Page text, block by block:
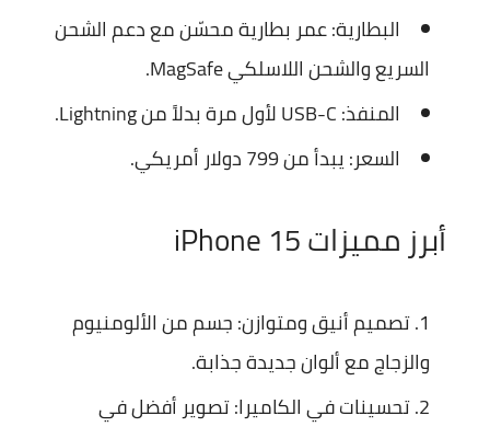
البطارية:عمر بطارية محسّن مع دعم الشحن
السريع والشحن اللاسلكي MagSafe.
المنفذ:
السعر:يبدأ من 799 دولار أمريكي.
أبرز مميزات iPhone 15
تصميم أنيق ومتوازن:جسم من الألومنيوم
والزجاج مع ألوان جديدة جذابة.
تحسينات في الكاميرا:تصوير أفضل في